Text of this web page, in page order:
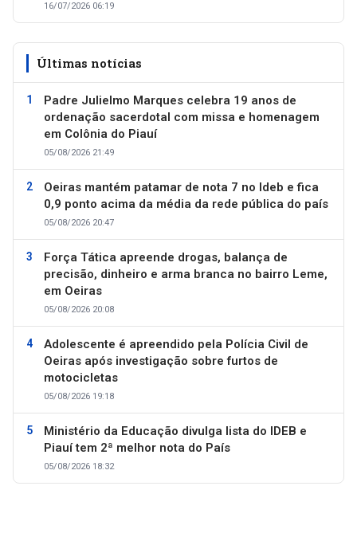
16/07/2026 06:19
Últimas notícias
Padre Julielmo Marques celebra 19 anos de
ordenação sacerdotal com missa e homenagem
em Colônia do Piauí
05/08/2026 21:49
Oeiras mantém patamar de nota 7 no Ideb e fica
0,9 ponto acima da média da rede pública do país
05/08/2026 20:47
Força Tática apreende drogas, balança de
precisão, dinheiro e arma branca no bairro Leme,
em Oeiras
05/08/2026 20:08
Adolescente é apreendido pela Polícia Civil de
Oeiras após investigação sobre furtos de
motocicletas
05/08/2026 19:18
Ministério da Educação divulga lista do IDEB e
Piauí tem 2ª melhor nota do País
05/08/2026 18:32